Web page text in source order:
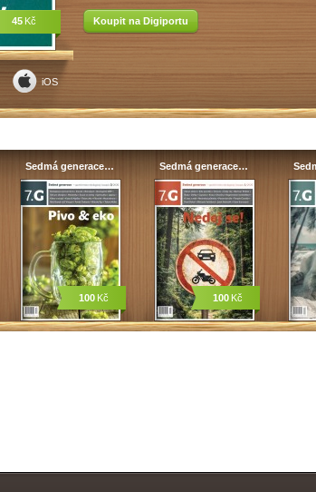
iOS
45 Kč Koupit na Digiportu
Sedmá generace…
100 Kč
Sedmá generace…
100 Kč